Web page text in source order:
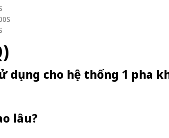
dụng cho hệ thống 1 pha
lâu?